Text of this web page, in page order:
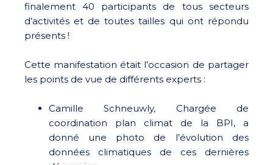
finalement 40 participants de tous secteurs
d’activités et de toutes tailles qui ont répondu
présents !
Cette manifestation était l’occasion de partager
les points de vue de différents experts :
Camille Schneuwly, Chargée de
coordination plan climat de la BPI, a
donné une photo de l’évolution des
données climatiques de ces dernières